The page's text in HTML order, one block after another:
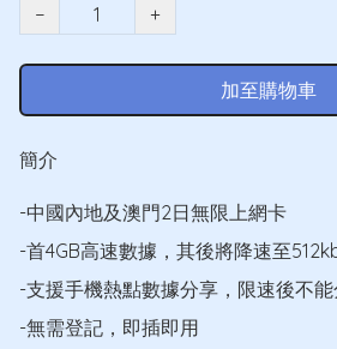
−
+
加至購物車
簡介
-中國內地及澳門2日無限上網卡
-首4GB高速數據，其後將降速至
-支援手機熱點數據分享，限速後不
-無需登記，即插即用